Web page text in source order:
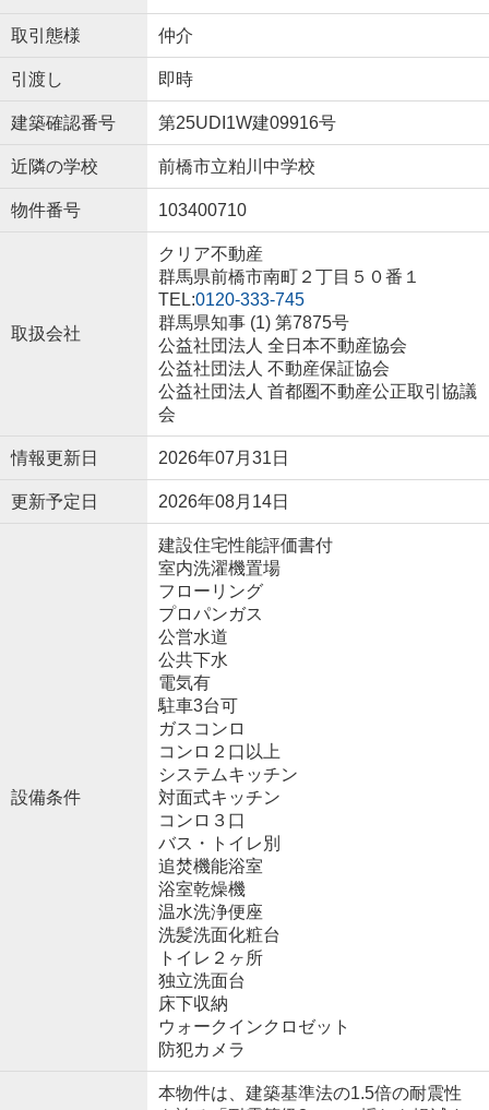
取引態様 仲介
引渡し 即時
建築確認番号 第25UDI1W建09916号
近隣の学校 前橋市立粕川中学校
物件番号 103400710
取扱会社
クリア不動産
群馬県前橋市南町２丁目５０番１
TEL:0120-333-745
群馬県知事 (1) 第7875号
公益社団法人 全日本不動産協会
公益社団法人 不動産保証協会
公益社団法人 首都圏不動産公正取引協議
会
情報更新日 2026年07月31日
更新予定日 2026年08月14日
設備条件
建設住宅性能評価書付
室内洗濯機置場
フローリング
プロパンガス
公営水道
公共下水
電気有
駐車3台可
ガスコンロ
コンロ２口以上
システムキッチン
対面式キッチン
コンロ３口
バス・トイレ別
追焚機能浴室
浴室乾燥機
温水洗浄便座
洗髪洗面化粧台
トイレ２ヶ所
独立洗面台
床下収納
ウォークインクロゼット
防犯カメラ
本物件は、建築基準法の1.5倍の耐震性